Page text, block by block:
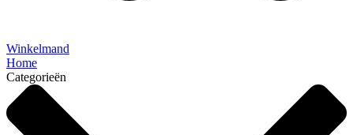
Winkelmand
Home
Categorieën